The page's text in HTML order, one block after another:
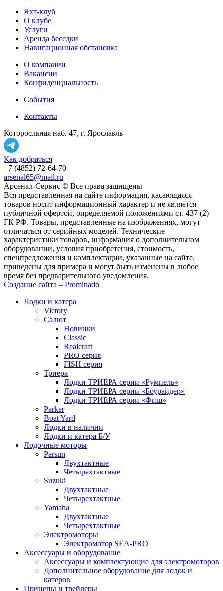
Яхт-клуб
О клубе
Услуги
Аренда беседки
Навигационная обстановка
О компании
Вакансии
Конфиденциальность
События
Контакты
Которосльная наб. 47, г. Ярославль
Как добраться
+7 (4852) 72-64-70
arsenal65@mail.ru
Aрсенал-Сервис © Все права защищены
Вся представленная на сайте информация, касающаяся
товаров носит информационный характер и не является
публичной офертой, определяемой положениями ст. 437 (2)
ГК РФ. Товары, представленные на изображениях, могут
отличаться от серийных моделей. Технические
характеристики товаров, информация о дополнительном
оборудовании, условия приобретения, стоимость,
спецпредложения и комплектации, указанные на сайте,
приведены для примера и могут быть изменены в любое
время без предварительного уведомления.
Создание сайта – Prominado
Лодки и катера
Victory
Салют
Новинки
Classic
Realcraft
PRO серия
FISH серия
Триера
Лодки ТРИЕРА серии «Румпель»
Лодки ТРИЕРА серии «Боурайдер»
Лодки ТРИЕРА серии «Фиш»
Parker
Boat Yard
Лодки в наличии
Лодки и катера Б/У
Лодочные моторы
Parsun
Двухтактные
Четырехтактные
Suzuki
Двухтактные
Четырехтактные
Yamaha
Двухтактные
Четырехтактные
Электромоторы
Электромотор SEA-PRO
Аксессуары и оборудование
Аксессуары и комплектующие для электромоторов
Дополнительное оборудование для лодок и
катеров
Прицепы и трейлеры